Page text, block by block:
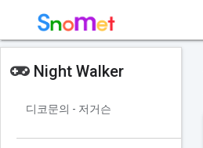
Night Walker
디코문의 - 저거슨